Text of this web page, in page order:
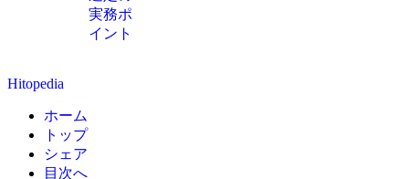
実務ポ
イント
Hitopedia
ホーム
トップ
シェア
目次へ